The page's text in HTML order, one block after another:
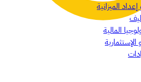
الميزانية
المالية